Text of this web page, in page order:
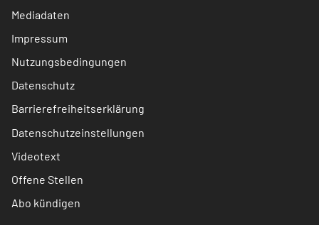
Mediadaten
Impressum
Nutzungsbedingungen
Datenschutz
Barrierefreiheitserklärung
Datenschutzeinstellungen
Videotext
Offene Stellen
Abo kündigen